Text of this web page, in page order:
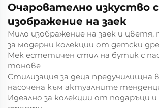
Очарователно изкуство с
изображение на заек
Мило изображение на заек и цветя,
за модерни колекции от детски
Мек естетичен стил на бутик с
тонове
Стилизация за деца предучилищна
насочена към актуалните
Идеално за колекции от подаръци и